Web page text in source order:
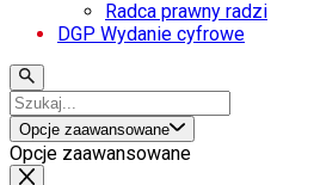
Radca prawny radzi
DGP Wydanie cyfrowe
Opcje zaawansowane
Opcje zaawansowane